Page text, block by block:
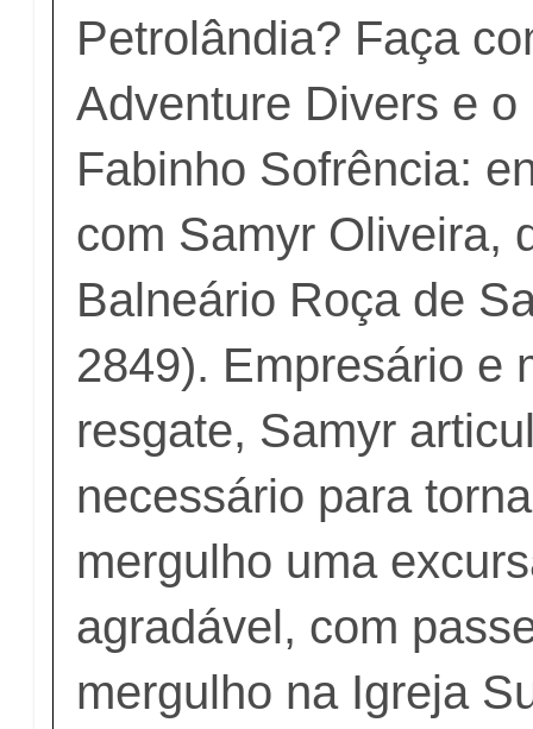
Petrolândia? Faça
Adventure Divers e o
Fabinho Sofrência:
com Samyr Oliveira,
Balneário Roça de
2849). Empresário e
resgate, Samyr
necessário para
mergulho uma
agradável, com
mergulho na Igreja